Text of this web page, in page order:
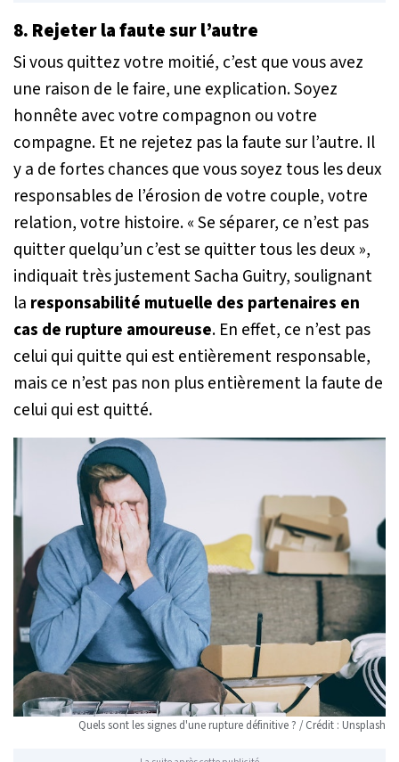
8. Rejeter la faute sur l’autre
Si vous quittez votre moitié, c’est que vous avez
une raison de le faire, une explication. Soyez
honnête avec votre compagnon ou votre
compagne. Et ne rejetez pas la faute sur l’autre. Il
y a de fortes chances que vous soyez tous les deux
responsables de l’érosion de votre couple, votre
relation, votre histoire.« Se séparer, ce n’est pas
quitter quelqu’un c’est se quitter tous les deux »,
indiquait très justement Sacha Guitry, soulignant
la responsabilité mutuelle des partenaires en
cas de rupture amoureuse. En effet, ce n’est pas
celui qui quitte qui est entièrement responsable,
mais ce n’est pas non plus entièrement la faute de
celui qui est quitté.
Quels sont les signes d'une rupture définitive ? / Crédit : Unsplash